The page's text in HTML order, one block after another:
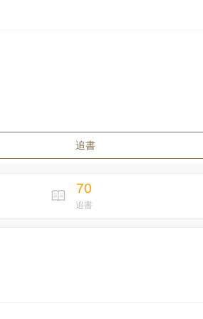
追書
70
追書